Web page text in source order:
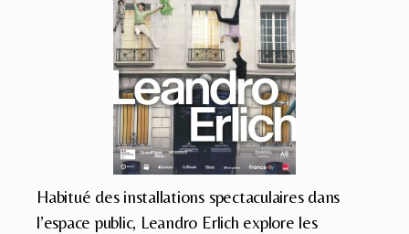
Habitué des installations spectaculaires dans
l’espace public, Leandro Erlich explore les